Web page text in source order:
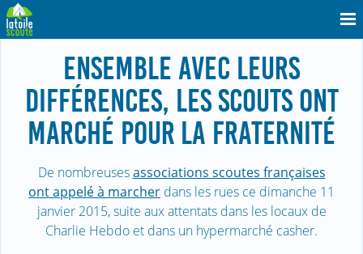
ENSEMBLE AVEC LEURS
DIFFÉRENCES, LES SCOUTS ONT
MARCHÉ POUR LA FRATERNITÉ
De nombreusesassociations scoutes françaises
ont appelé à marcher dans les rues ce dimanche 11
janvier 2015, suite aux attentats dans les locaux de
Charlie Hebdo et dans un hypermarché casher.